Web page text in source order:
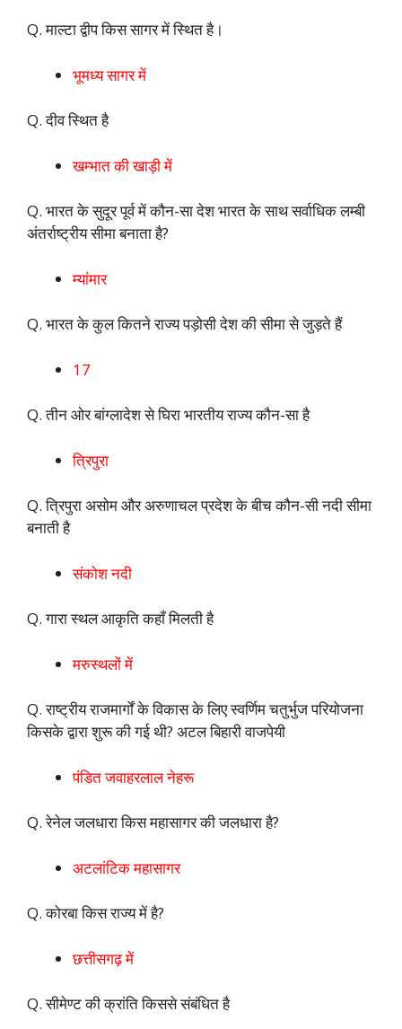
Q. माल्टा द्वीप किस सागर में स्थित है।
भूमध्य सागर में
Q. दीव स्थित है
खम्भात की खाड़ी में
Q. भारत के सुदूर पूर्व में कौन-सा देश भारत के साथ सर्वाधिक लम्बी
अंतर्राष्ट्रीय सीमा बनाता है?
म्यांमार
Q. भारत के कुल कितने राज्य पड़ोसी देश की सीमा से जुड़ते हैं
17
Q. तीन ओर बांग्लादेश से घिरा भारतीय राज्य कौन-सा है
त्रिपुरा
Q. त्रिपुरा असोम और अरुणाचल प्रदेश के बीच कौन-सी नदी सीमा
बनाती है
संकोश नदी
Q. गारा स्थल आकृति कहाँ मिलती है
मरुस्थलों में
Q. राष्ट्रीय राजमार्गों के विकास के लिए स्वर्णिम चतुर्भुज परियोजना
किसके द्वारा शुरू की गई थी? अटल बिहारी वाजपेयी
पंडित जवाहरलाल नेहरू
Q. रेनेल जलधारा किस महासागर की जलधारा है?
अटलांटिक महासागर
Q. कोरबा किस राज्य में है?
छत्तीसगढ़ में
Q. सीमेण्ट की क्रांति किससे संबंधित है